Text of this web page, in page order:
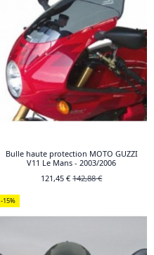
Bulle haute protection MOTO GUZZI
V11 Le Mans - 2003/2006
121,45 €142,88 €
-15%